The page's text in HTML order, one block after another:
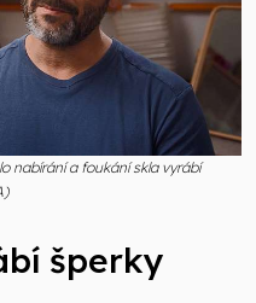
nabírání a foukání skla vyrábí
šperky